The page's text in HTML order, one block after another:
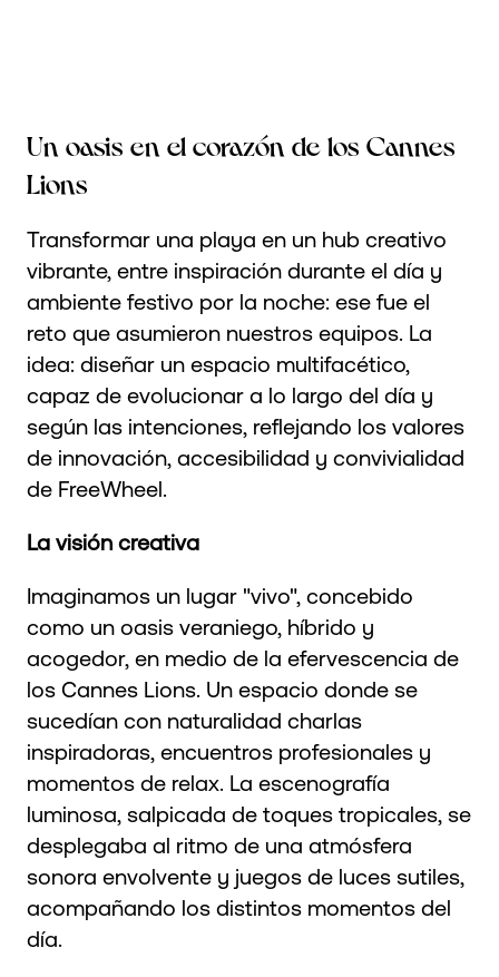
Un oasis en el corazón de los Cannes
Lions
Transformar una playa en un hub creativo
vibrante, entre inspiración durante el día y
ambiente festivo por la noche: ese fue el
reto que asumieron nuestros equipos. La
idea: diseñar un espacio multifacético,
capaz de evolucionar a lo largo del día y
según las intenciones, reflejando los valores
de innovación, accesibilidad y convivialidad
de FreeWheel.
La visión creativa
Imaginamos un lugar "vivo", concebido
como un oasis veraniego, híbrido y
acogedor, en medio de la efervescencia de
los Cannes Lions. Un espacio donde se
sucedían con naturalidad charlas
inspiradoras, encuentros profesionales y
momentos de relax. La escenografía
luminosa, salpicada de toques tropicales, se
desplegaba al ritmo de una atmósfera
sonora envolvente y juegos de luces sutiles,
acompañando los distintos momentos del
día.